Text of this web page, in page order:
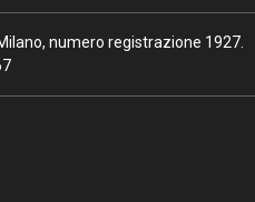
numero registrazione 1927.